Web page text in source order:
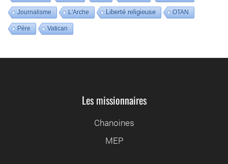
Journalisme L'Arche Liberté religieuse OTAN
Père Vatican
Les missionnaires
Chanoines
MEP